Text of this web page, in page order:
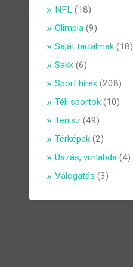
NFL (18)
Olimpia (9)
Saját tartalmak(18)
Sakk(6)
Sport hírek(208)
Téli sportok(10)
Tenisz (49)
Térképek(2)
Úszás, vizilabda (4)
Válogatás (3)